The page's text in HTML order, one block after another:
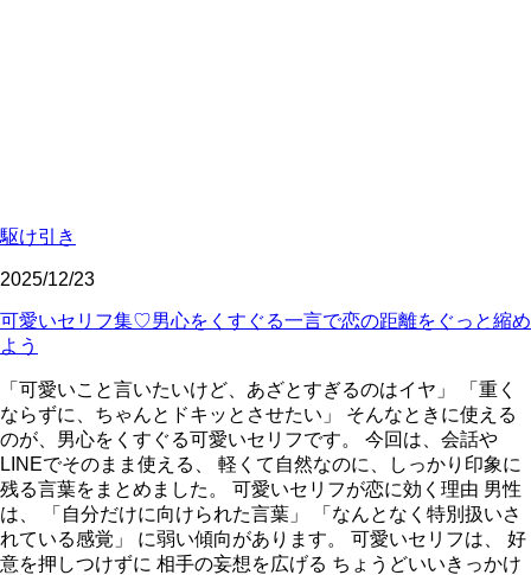
駆け引き
2025/12/23
可愛いセリフ集♡男心をくすぐる一言で恋の距離をぐっと縮め
よう
「可愛いこと言いたいけど、あざとすぎるのはイヤ」 「重く
ならずに、ちゃんとドキッとさせたい」 そんなときに使える
のが、男心をくすぐる可愛いセリフです。 今回は、会話や
LINEでそのまま使える、 軽くて自然なのに、しっかり印象に
残る言葉をまとめました。 可愛いセリフが恋に効く理由 男性
は、 「自分だけに向けられた言葉」 「なんとなく特別扱いさ
れている感覚」 に弱い傾向があります。 可愛いセリフは、 好
意を押しつけずに 相手の妄想を広げる ちょうどいいきっかけ